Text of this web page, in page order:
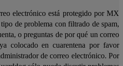
electrónico está protegido por MX
de problema con filtrado de spam,
o preguntas de por qué un correo
colocado en cuarentena por favor
de correo electrónico. Por